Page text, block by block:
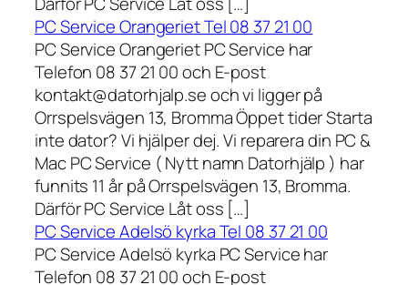
PC Service Orangeriet Tel 08 37 21 00
PC Service Orangeriet PC Service har
Telefon 08 37 21 00 och E-post
kontakt@datorhjalp.se och vi ligger på
Orrspelsvägen 13, Bromma Öppet tider Starta
inte dator? Vi hjälper dej. Vi reparera din PC &
Mac PC Service ( Nytt namn Datorhjälp ) har
funnits 11 år på Orrspelsvägen 13, Bromma.
Därför PC Service Låt oss […]
PC Service Adelsö kyrka Tel 08 37 21 00
PC Service Adelsö kyrka PC Service har
Telefon 08 37 21 00 och E-post